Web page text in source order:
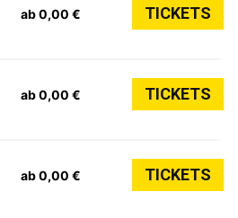
ab 0,00 € TICKETS
ab 0,00 € TICKETS
ab 0,00 € TICKETS